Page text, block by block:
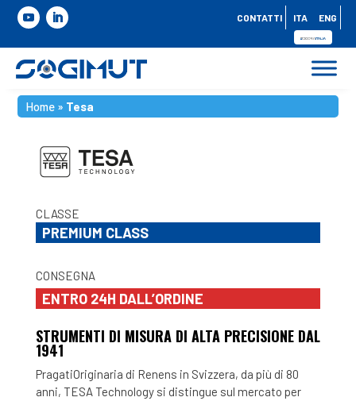
CONTATTI ITA ENG
Home » Tesa
CLASSE
PREMIUM CLASS
CONSEGNA
ENTRO 24H DALL’ORDINE
STRUMENTI DI MISURA DI ALTA PRECISIONE DAL
1941
PragatiOriginaria di Renens in Svizzera, da più di 80
anni, TESA Technology si distingue sul mercato per